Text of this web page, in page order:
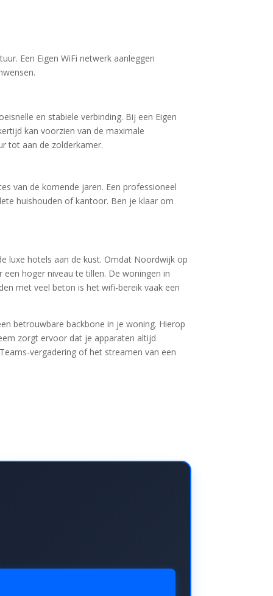
Een Eigen WiFi netwerk aanleggen
en stabiele verbinding. Bij een Eigen
kan voorzien van de maximale
tot aan de zolderkamer.
van de komende jaren. Een professioneel
huishouden of kantoor. Ben je klaar om
luxe hotels aan de kust. Omdat Noordwijk op
hoger niveau te tillen. De woningen in
met veel beton is het wifi-bereik vaak een
betrouwbare backbone in je woning. Hierop
zorgt ervoor dat je apparaten altijd
vergadering of het streamen van een